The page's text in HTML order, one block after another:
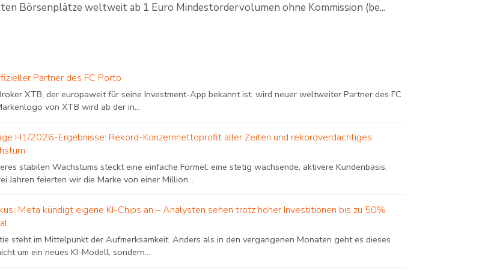
Börsenplätze weltweit ab 1 Euro Mindestordervolumen ohne Kommission (be...
Partner des FC Porto
XTB, der europaweit für seine Investment-App bekannt ist, wird neuer weltweiter Partner des FC
von XTB wird ab der in...
H1/2026-Ergebnisse: Rekord-Konzernnettoprofit aller Zeiten und rekordverdächtiges
stabilen Wachstums steckt eine einfache Formel: eine stetig wachsende, aktivere Kundenbasis.
Jahren feierten wir die Marke von einer Million...
Meta kündigt eigene KI-Chips an – Analysten sehen trotz hoher Investitionen bis zu 50%
steht im Mittelpunkt der Aufmerksamkeit. Anders als in den vergangenen Monaten geht es dieses
um ein neues KI-Modell, sondern...